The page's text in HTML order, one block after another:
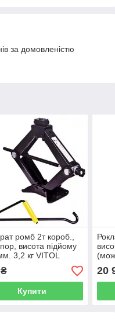
за домовленістю
ромб 2т короб.,
висота підйому
3,2 кг VITOL
ST-113N
Купити
в 4-
20